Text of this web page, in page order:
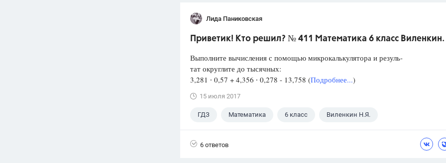
Лида Паниковская
Приветик! Кто решил? № 411 Математика 6 класс Виленкин.
Выполните вычисления с помощью микрокалькулятора и резуль-
тат округлите до тысячных:
3,281 ∙ 0,57 + 4,356 ∙ 0,278 - 13,758 (Подробнее...)
15 июля 2017
ГДЗ Математика 6 класс Виленкин Н.Я.
6 ответов